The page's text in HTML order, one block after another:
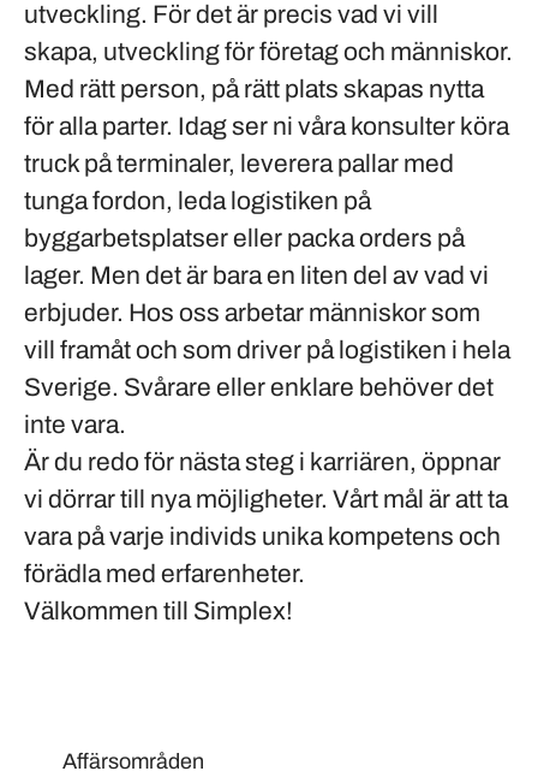
utveckling. För det är precis vad vi vill
skapa, utveckling för företag och människor.
Med rätt person, på rätt plats skapas nytta
för alla parter. Idag ser ni våra konsulter köra
truck på terminaler, leverera pallar med
tunga fordon, leda logistiken på
byggarbetsplatser eller packa orders på
lager. Men det är bara en liten del av vad vi
erbjuder. Hos oss arbetar människor som
vill framåt och som driver på logistiken i hela
Sverige. Svårare eller enklare behöver det
inte vara.
Är du redo för nästa steg i karriären, öppnar
vi dörrar till nya möjligheter. Vårt mål är att ta
vara på varje individs unika kompetens och
förädla med erfarenheter.
Välkommen till Simplex!
Affärsområden